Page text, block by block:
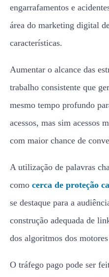
engarrafamentos e
área do marketing digital
características.
Aumentar o alcance das
trabalho consistente que
mesmo tempo profundo
acessos, mas sim acessos
com maior chance de
A utilização de palavras
como cerca de proteção
se destaque para a
construção adequada de
dos algoritmos dos
O tráfego pago pode ser